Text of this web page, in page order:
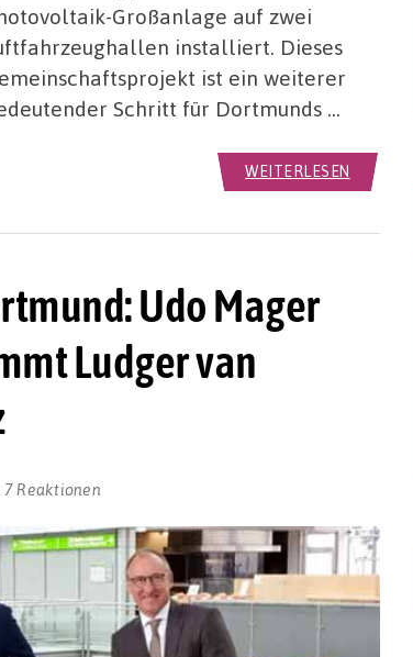
Großanlage auf zwei
installiert. Dieses
ist ein weiterer
Schritt für Dortmunds …
WEITERLESEN
Udo Mager
Ludger van
7 Reaktionen